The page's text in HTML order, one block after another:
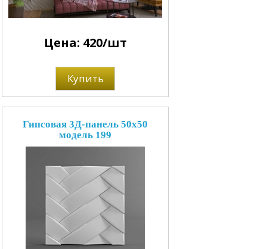
Цена: 420/шт
Купить
Гипсовая 3Д-панель 50x50
модель 199